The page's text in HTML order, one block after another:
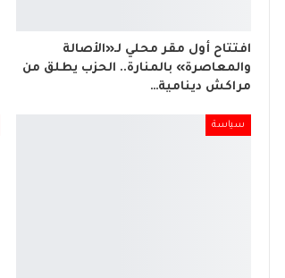
افتتاح أول مقر محلي لـ«الأصالة
والمعاصرة» بالمنارة.. الحزب يطلق من
مراكش دينامية…
سياسة